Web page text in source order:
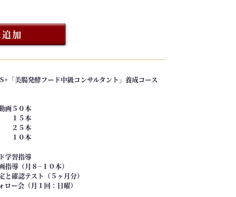
加
「美腸発酵フード中級コンサルタント」養成コース
画５０本
５本
２５本
０本
学習指導
指導（月８−１０本）
と確認テスト（５ヶ月分）
ロー会（月１回：日曜）